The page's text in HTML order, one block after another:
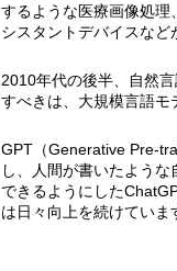
するような医療画像処理
シスタントデバイスなど
2010年代の後半、自然
すべきは、大規模言語モ
GPT（Generative Pre-
し、人間が書いたよう
できるようにした
は日々向上を続けていま